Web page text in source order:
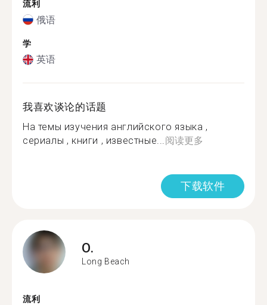
流利
俄语
学
英语
我喜欢谈论的话题
На темы изучения английского языка ,
сериалы , книги , известные...阅读更多
下载软件
O.
Long Beach
流利